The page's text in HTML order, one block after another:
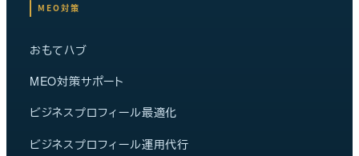
MEO対策
おもてハブ
MEO対策サポート
ビジネスプロフィール最適化
ビジネスプロフィール運用代行